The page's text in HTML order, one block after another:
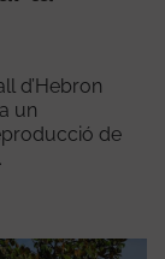
d’Hebron
un
de